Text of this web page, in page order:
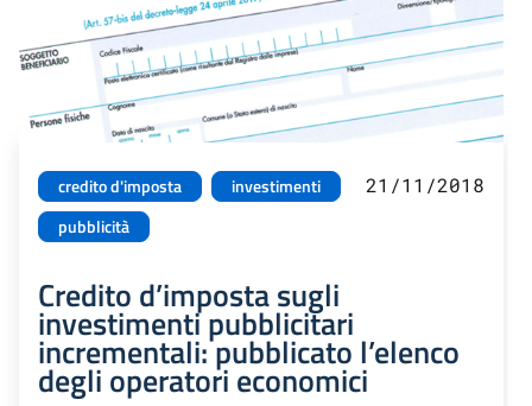
credito d'imposta
investimenti
pubblicità
21/11/2018
Credito d’imposta sugli
investimenti pubblicitari
incrementali: pubblicato l’elenco
degli operatori economici